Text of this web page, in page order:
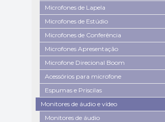
Microfones de Lapela
Microfones de Estúdio
Microfones de Conferência
Microfones Apresentação
Microfone Direcional Boom
Acessórios para microfone
Espumas e Priscilas
Monitores de áudio e vídeo
Monitores de áudio